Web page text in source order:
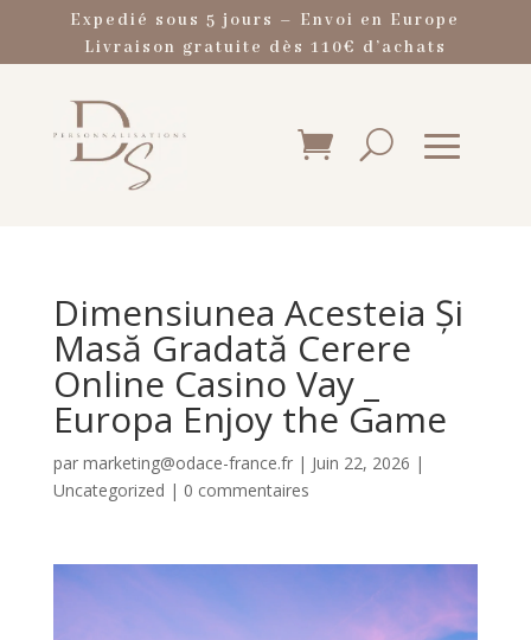
Expedié sous 5 jours – Envoi en Europe
Livraison gratuite dès 110€ d’achats
Dimensiunea Acesteia Și
Masă Gradată Cerere
Online Casino Vay _
Europa Enjoy the Game
par marketing@odace-france.fr| Juin 22, 2026 |
Uncategorized | 0 commentaires